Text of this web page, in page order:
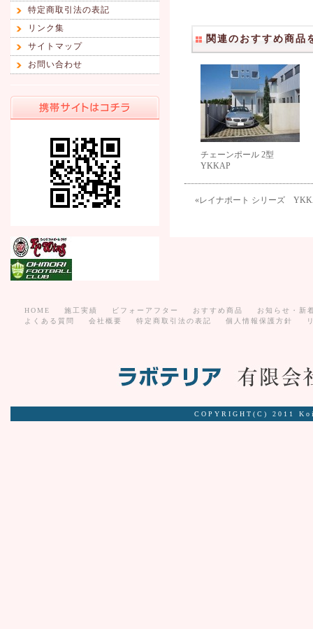
関連のおすすめ商品
チェーンポール 2型
YKKAP
«レイナポート シリーズ
特定商取引法の表記
リンク集
サイトマップ
お問い合わせ
HOME 施工実績 ビフォーアフター おすすめ商品
お知らせ・新
よくある質問
会社概要 特定商取引法の表記 個人情報保護方針
COPYRIGHT(C) 2011